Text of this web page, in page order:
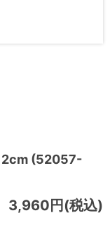
(52057-
3,960円(税込)